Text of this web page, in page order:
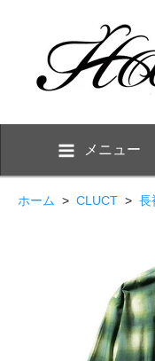
メニュー
ホーム > CLUCT > 長